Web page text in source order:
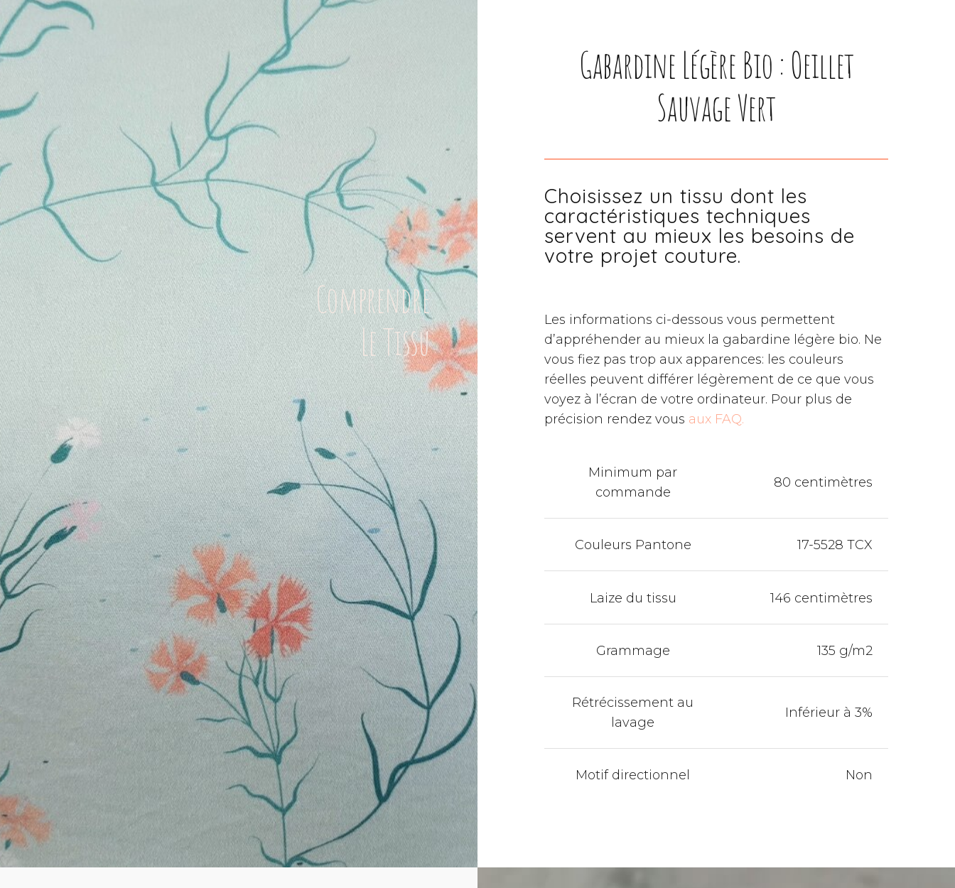
Comprendre
Le Tissu
Gabardine Légère Bio : Oeillet
Sauvage Vert
Choisissez un tissu dont les
caractéristiques techniques
servent au mieux les besoins de
votre projet couture.
Les informations ci-dessous vous permettent
d’appréhender au mieux la gabardine légère bio. Ne
vous fiez pas trop aux apparences: les couleurs
réelles peuvent différer légèrement de ce que vous
voyez à l’écran de votre ordinateur. Pour plus de
précision rendez vous aux FAQ.
Minimum par
commande
80 centimètres
Couleurs Pantone 17-5528 TCX
Laize du tissu 146 centimètres
Grammage 135 g/m2
Rétrécissement au
lavage
Inférieur à 3%
Motif directionnel Non